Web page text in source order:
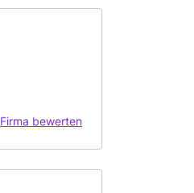
Firma bewerten